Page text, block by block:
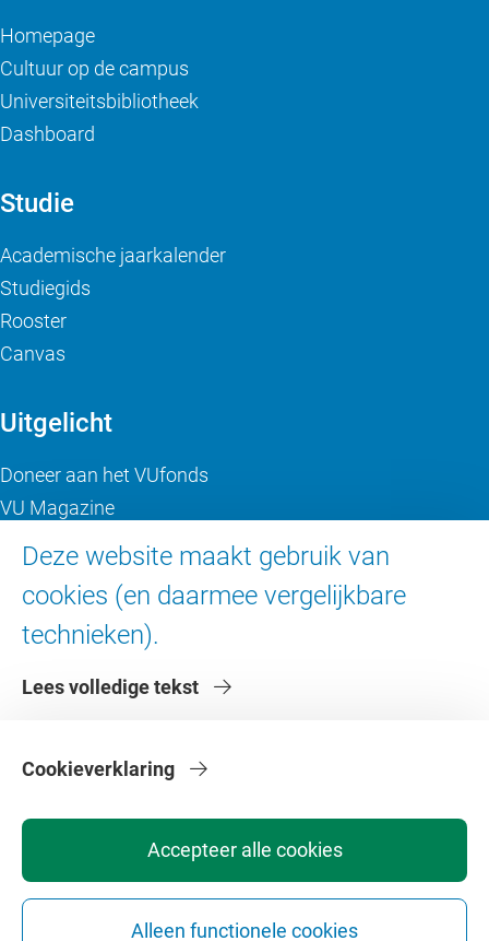
Deze website maakt gebruik van
cookies (en daarmee vergelijkbare
technieken).
Lees volledige tekst
Accepteer alle cookies
Alleen functionele cookies
Cookieverklaring
Homepage
Cultuur op de campus
Universiteitsbibliotheek
Dashboard
Studie
Academische jaarkalender
Studiegids
Rooster
Canvas
Uitgelicht
Doneer aan het VUfonds
VU Magazine
Digitale toegankelijkheid
Over de VU
Contact en route
Faculteiten